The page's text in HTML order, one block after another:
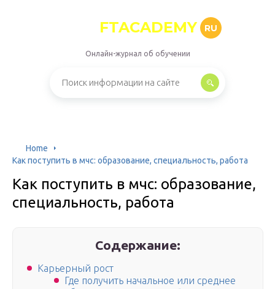
FTACADEMY RU
Онлайн-журнал об обучении
Home
Как поступить в мчс: образование, специальность, работа
Как поступить в мчс: образование,
специальность, работа
Содержание:
Карьерный рост
Где получить начальное или среднее